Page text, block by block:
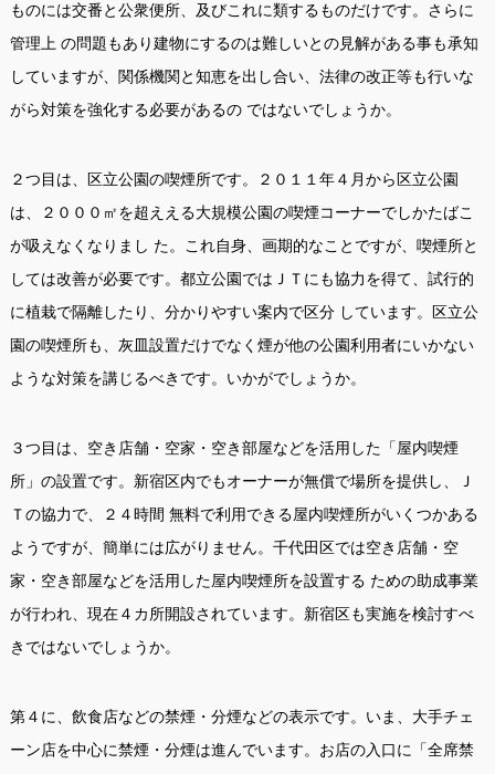
ものには交番と公衆便所、及びこれに類するものだけです。さらに
管理上 の問題もあり建物にするのは難しいとの見解がある事も承知
していますが、関係機関と知恵を出し合い、法律の改正等も行いな
がら対策を強化する必要があるの ではないでしょうか。
２つ目は、区立公園の喫煙所です。２０１１年４月から区立公園
は、２０００㎡を超ええる大規模公園の喫煙コーナーでしかたばこ
が吸えなくなりまし た。これ自身、画期的なことですが、喫煙所と
しては改善が必要です。都立公園ではＪＴにも協力を得て、試行的
に植栽で隔離したり、分かりやすい案内で区分 しています。区立公
園の喫煙所も、灰皿設置だけでなく煙が他の公園利用者にいかない
ような対策を講じるべきです。いかがでしょうか。
３つ目は、空き店舗・空家・空き部屋などを活用した「屋内喫煙
所」の設置です。新宿区内でもオーナーが無償で場所を提供し、Ｊ
Ｔの協力で、２４時間 無料で利用できる屋内喫煙所がいくつかある
ようですが、簡単には広がりません。千代田区では空き店舗・空
家・空き部屋などを活用した屋内喫煙所を設置する ための助成事業
が行われ、現在４カ所開設されています。新宿区も実施を検討すべ
きではないでしょうか。
第４に、飲食店などの禁煙・分煙などの表示です。いま、大手チェ
ーン店を中心に禁煙・分煙は進んでいます。お店の入口に「全席禁